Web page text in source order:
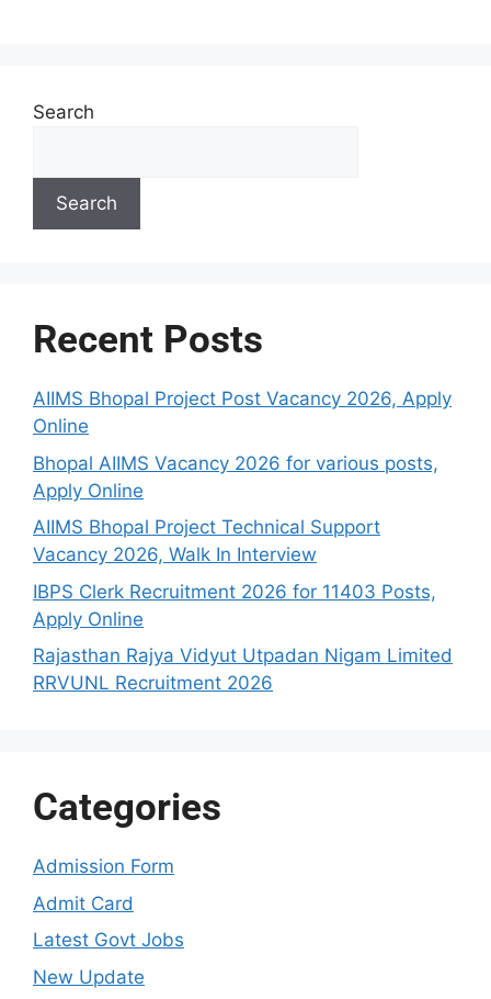
Search
Search
Recent Posts
AIIMS Bhopal Project Post Vacancy 2026, Apply
Online
Bhopal AIIMS Vacancy 2026 for various posts,
Apply Online
AIIMS Bhopal Project Technical Support
Vacancy 2026, Walk In Interview
IBPS Clerk Recruitment 2026 for 11403 Posts,
Apply Online
Rajasthan Rajya Vidyut Utpadan Nigam Limited
RRVUNL Recruitment 2026
Categories
Admission Form
Admit Card
Latest Govt Jobs
New Update